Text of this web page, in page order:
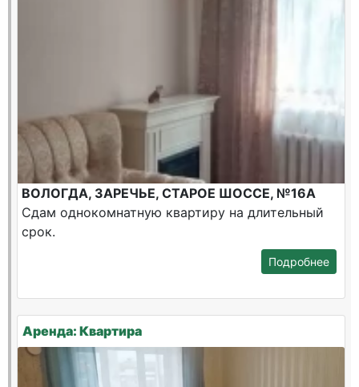
ВОЛОГДА, ЗАРЕЧЬЕ, СТАРОЕ ШОССЕ, №16А
Сдам однокомнатную квартиру на длительный
срок.
Подробнее
Аренда: Квартира